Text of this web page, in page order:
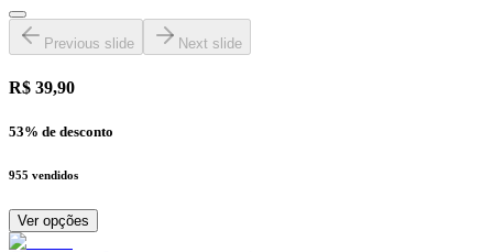
Previous slide Next slide
R$ 39,90
53% de desconto
955 vendidos
Ver opções